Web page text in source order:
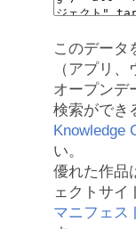
このデータ
（アプリ、
オープンデ
検索ができ
Knowledge
い。
優れた作品
ェクトサイ
マニフェス